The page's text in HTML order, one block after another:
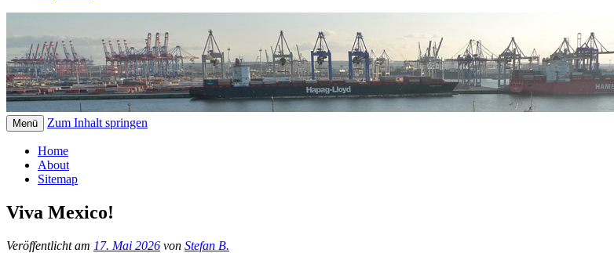
Menü Zum Inhalt springen
Home
About
Sitemap
Viva Mexico!
Veröffentlicht am 17. Mai 2026 von Stefan B.